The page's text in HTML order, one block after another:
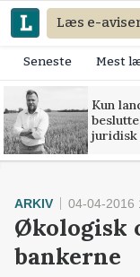
Læs e-
Seneste Mest
Kun
juridisk
ARKIV 04-04-2016
Økologisk
bankerne